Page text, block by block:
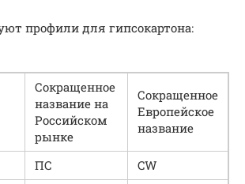
профили для гипсокартона:
Сокращенное
название на
Российском
рынке
Сокращенное
Европейское
название
ПС
CW